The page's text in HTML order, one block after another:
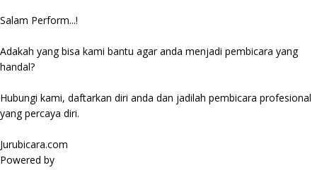
Salam Perform...!
Adakah yang bisa kami bantu agar anda menjadi pembicara yang
handal?
Hubungi kami, daftarkan diri anda dan jadilah pembicara profesional
yang percaya diri.
Jurubicara.com
Powered by